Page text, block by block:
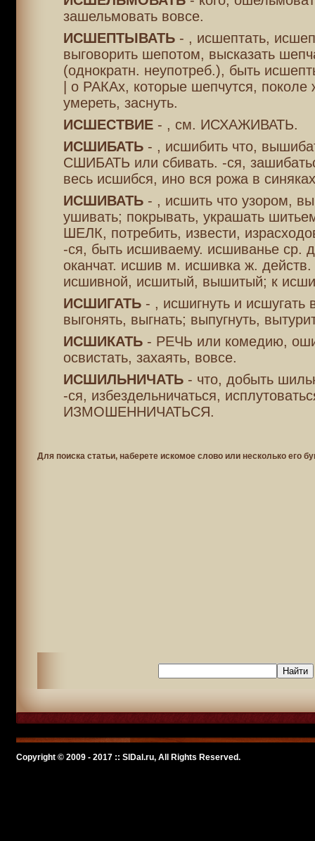
зашельмовать вовсе.
ИСШЕПТЫВАТЬ- , исшептать,
выговорить шепотом, высказать
(однократн. неупотреб.), быть
| о РАКАх, которые шепчутся, поколе
умереть, заснуть.
ИСШЕСТВИЕ- , см. ИСХАЖИВАТЬ.
ИСШИБАТЬ- , исшибить что,
СШИБАТЬ или сбивать. -ся,
весь исшибся, ино вся рожа в
ИСШИВАТЬ- , исшить что узором,
ушивать; покрывать, украшать
ШЕЛК, потребить, извести,
-ся, быть исшиваему. исшиванье ср.
оканчат. исшив м. исшивка ж. действ.
исшивной, исшитый, вышитый; к
ИСШИГАТЬ- , исшигнуть и исшугать
выгонять, выгнать; выпугнуть,
ИСШИКАТЬ- РЕЧЬ или комедию,
освистать, захаять, вовсе.
ИСШИЛЬНИЧАТЬ- что, добыть
-ся, избездельничаться,
ИЗМОШЕННИЧАТЬСЯ.
Для поиска статьи, наберете искомое слово или несколько его
Copyright © 2009 - 2017 :: SlDal.ru, All Rights Reserved.